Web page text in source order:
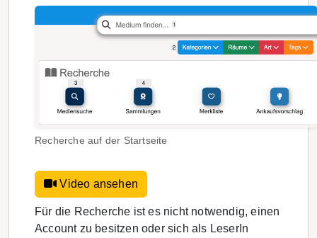
Recherche auf der Startseite
Video ansehen
Für die Recherche ist es nicht notwendig, einen
Account zu besitzen oder sich als LeserIn